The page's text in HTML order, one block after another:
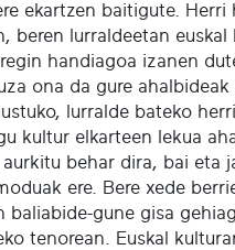
ekartzen baitigute.
lurraldeetan euskal
handiagoa izanen
ona da gure
lurralde bateko
kultur elkarteen lekua
behar dira, bai eta
ere. Bere xede
gune gisa
tenorean. Euskal